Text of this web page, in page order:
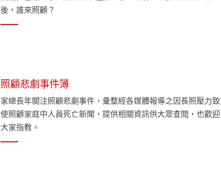
後，誰來照顧？
照顧悲劇事件簿
家總長年關注照顧悲劇事件，彙整經各媒體報導之因長照壓力致
使照顧家庭中人員死亡新聞，提供相關資訊供大眾查閱，也歡迎
大家指教。